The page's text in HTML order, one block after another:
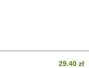
29.40 zł